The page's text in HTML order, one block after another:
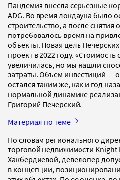
Пандемия внесла серьезные
ADG. Во время локдауна было
строительство, а после снятия
потребовалось время на
объекты. Новая цель
проект в 2022 году. «Стоимость
увеличилась, но мы нашли
затраты. Объем инвестиций —
остался таким же, как и год
нормальной динамике
Григорий Печерский.
Материал по теме
По словам регионального
торговой недвижимости Knight
Хакбердиевой, девелопер
в концепции,